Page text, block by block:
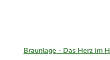
Braunlage - Das Herz im